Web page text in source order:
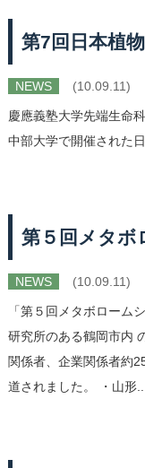
第7回日本植
NEWS (10.09.11)
慶應義塾大学先端生命
中部大学で開催された
第５回メタボ
NEWS (10.09.11)
「第５回メタボローム
研究所のある鶴岡市内
関係者、企業関係者約
道されました。 ・山形...